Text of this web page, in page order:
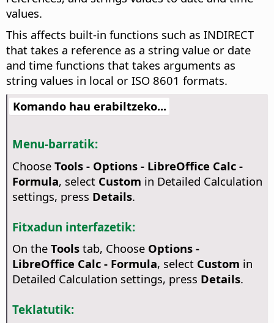
values.
This affects built-in functions such as INDIRECT
that takes a reference as a string value or date
and time functions that takes arguments as
string values in local or ISO 8601 formats.
Komando hau erabiltzeko...
Menu-barratik:
Choose Tools - Options- LibreOffice Calc -
Formula, select Custom in Detailed Calculation
settings, press Details.
Fitxadun interfazetik:
On the Toolstab, Choose Options -
LibreOffice Calc - Formula, select Custom in
Detailed Calculation settings, press Details.
Teklatutik: